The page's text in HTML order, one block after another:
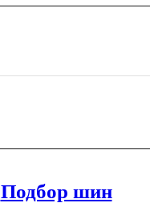
Подбор шин